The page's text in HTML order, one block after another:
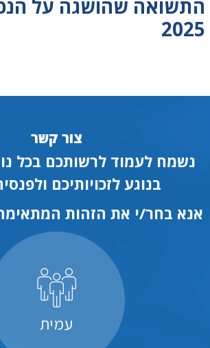
התשואה שהושגה על
2025
צור קשר
נשמח לעמוד לרשותכם בכל
בנוגע לזכויותיכם
אנא בחר/י את הזהות
עמית